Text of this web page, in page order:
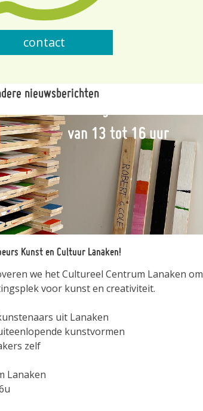
contact
nieuwsberichten
Kunst en Cultuur Lanaken!
we het Cultureel Centrum Lanaken om
voor kunst en creativiteit.
uit Lanaken
kunstvormen
zelf
Lanaken